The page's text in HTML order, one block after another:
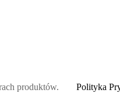
produktów.
Polityka